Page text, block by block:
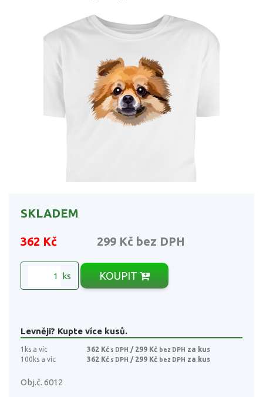
SKLADEM
362 Kč 299 Kč bez DPH
ks KOUPIT
Levněji? Kupte více kusů.
1ks a víc 362 Kč s DPH / 299 Kč bez DPH za kus
100ks a víc
362 Kč s DPH / 299 Kč bez DPH za kus
Obj.č. 6012